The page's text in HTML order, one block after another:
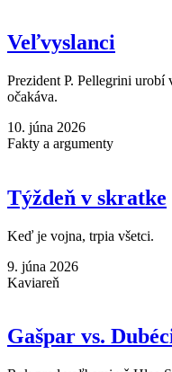
Veľvyslanci
Prezident P. Pellegrini urobí
očakáva.
10. júna 2026
Fakty a argumenty
Týždeň v skratke
Keď je vojna, trpia všetci.
9. júna 2026
Kaviareň
Gašpar vs.